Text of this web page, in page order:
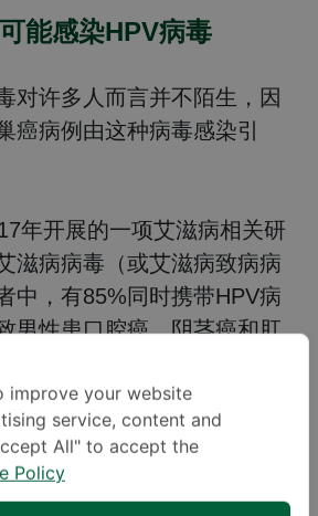
能感染HPV病毒
对许多人而言并不陌生，因
癌病例由这种病毒感染引
年开展的一项艾滋病相关研
滋病病毒（或艾滋病致病病
中，有85%同时携带HPV病
男性患口腔癌、阴茎癌和肛
性患卵巢癌。
病毒？
improve your website
service, content and
All" to accept the
Policy